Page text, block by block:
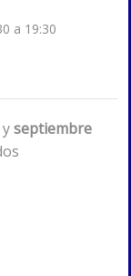
a 19:30
septiembre